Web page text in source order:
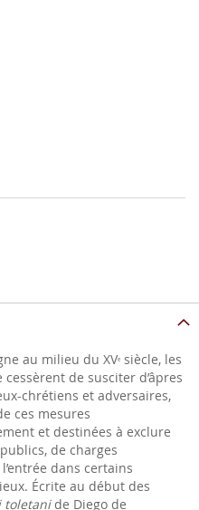
au milieu du XVe siècle, les
de susciter d’âpres
chrétiens et adversaires,
ces mesures
et destinées à exclure
de charges
dans certains
Écrite au début des
toletanide Diego de